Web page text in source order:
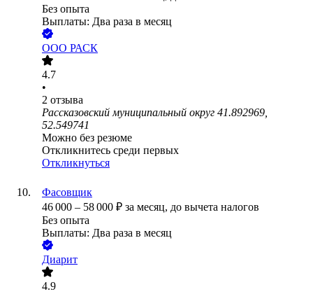
Без опыта
Выплаты: Два раза в месяц
ООО РАСК
4.7
•
2 отзыва
Рассказовский муниципальный округ 41.892969,
52.549741
Можно без резюме
Откликнитесь среди первых
Откликнуться
Фасовщик
46 000 – 58 000 ₽ за месяц, до вычета налогов
Без опыта
Выплаты: Два раза в месяц
Диарит
4.9